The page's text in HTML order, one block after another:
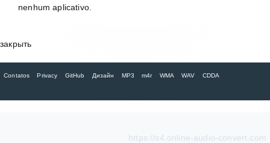
nenhum aplicativo.
закрыть
Contatos Privacy GitHub Дизайн MP3 m4r WMA WAV CDDA
https://s4.online-audio-convert.com